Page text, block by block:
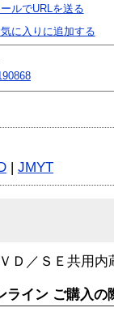
ルでURLを送る
に入りに追加する
| JMYT
Ｄ／ＳＥ共用
ライン ご購入の